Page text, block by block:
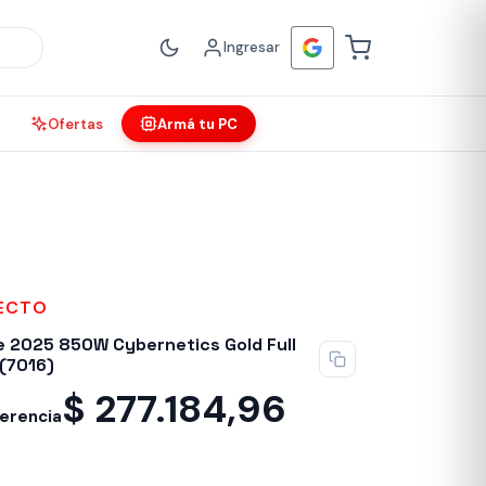
Ingresar
Ofertas Armá tu PC
2025 850W Cybernetics Gold Full
$ 277.184,96